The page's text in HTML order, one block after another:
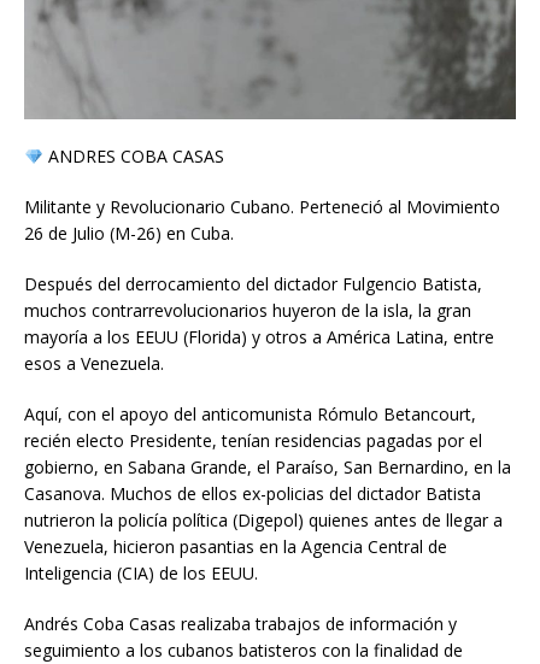
ANDRES COBA CASAS
Militante y Revolucionario Cubano. Perteneció al Movimiento
26 de Julio (M-26) en Cuba.
Después del derrocamiento del dictador Fulgencio Batista,
muchos contrarrevolucionarios huyeron de la isla, la gran
mayoría a los EEUU (Florida) y otros a América Latina, entre
esos a Venezuela.
Aquí, con el apoyo del anticomunista Rómulo Betancourt,
recién electo Presidente, tenían residencias pagadas por el
gobierno, en Sabana Grande, el Paraíso, San Bernardino, en la
Casanova. Muchos de ellos ex-policias del dictador Batista
nutrieron la policía política (Digepol) quienes antes de llegar a
Venezuela, hicieron pasantias en la Agencia Central de
Inteligencia (CIA) de los EEUU.
Andrés Coba Casas realizaba trabajos de información y
seguimiento a los cubanos batisteros con la finalidad de